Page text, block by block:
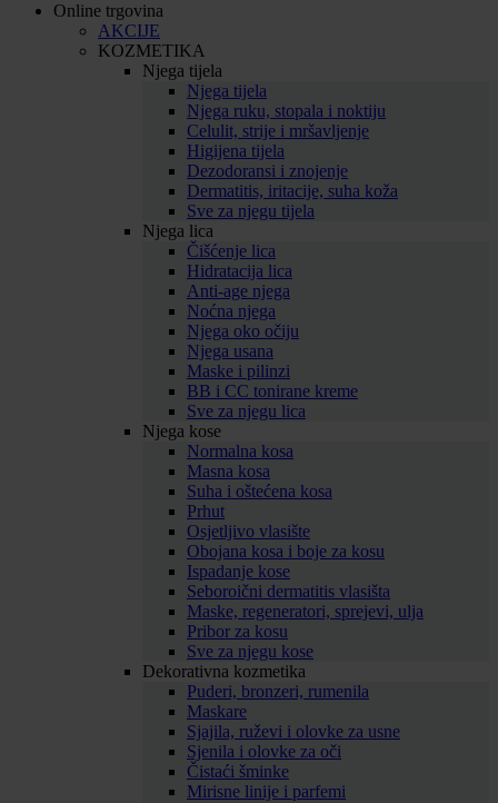
Online trgovina
AKCIJE
KOZMETIKA
Njega tijela
Njega tijela
Njega ruku, stopala i noktiju
Celulit, strije i mršavljenje
Higijena tijela
Dezodoransi i znojenje
Dermatitis, iritacije, suha koža
Sve za njegu tijela
Njega lica
Čišćenje lica
Hidratacija lica
Anti-age njega
Noćna njega
Njega oko očiju
Njega usana
Maske i pilinzi
BB i CC tonirane kreme
Sve za njegu lica
Njega kose
Normalna kosa
Masna kosa
Suha i oštećena kosa
Prhut
Osjetljivo vlasište
Obojana kosa i boje za kosu
Ispadanje kose
Seboroični dermatitis vlasišta
Maske, regeneratori, sprejevi, ulja
Pribor za kosu
Sve za njegu kose
Dekorativna kozmetika
Puderi, bronzeri, rumenila
Maskare
Sjajila, ruževi i olovke za usne
Sjenila i olovke za oči
Čistaći šminke
Mirisne linije i parfemi